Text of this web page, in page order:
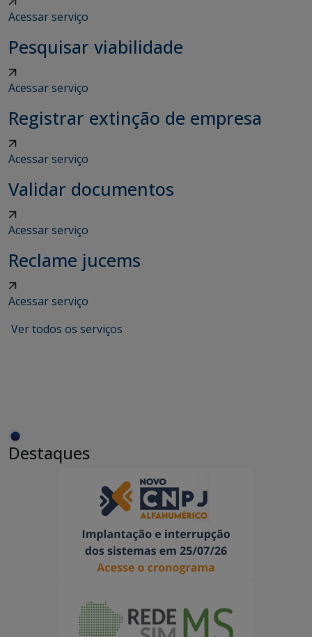
Acessar serviço
Pesquisar viabilidade
Acessar serviço
Registrar extinção de empresa
Acessar serviço
Validar documentos
Acessar serviço
Reclame jucems
Acessar serviço
Ver todos os serviços
Destaques